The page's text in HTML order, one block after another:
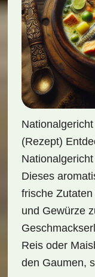
(Rezept)
Dieses
frische
und Gewürze
Reis oder
den Gaumen,